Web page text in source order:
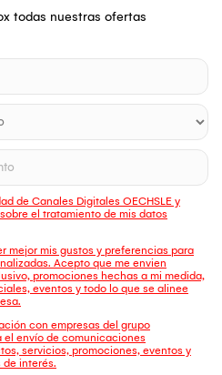
todas nuestras ofertas
de Canales Digitales OECHSLE y
el tratamiento de mis datos
mejor mis gustos y preferencias para
Acepto que me envien
promociones hechas a mi medida,
eventos y todo lo que se alinee
con empresas del grupo
el envío de comunicaciones
servicios, promociones, eventos y
interés.